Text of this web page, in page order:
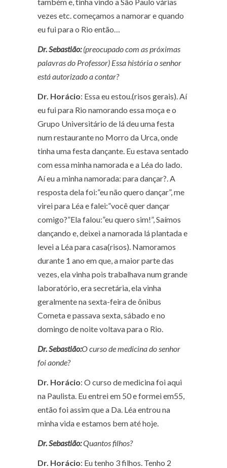
vezes etc. começamos a namorar e quando
eu fui para o Rio então…
Dr. Sebastião:(preocupado com as próximas
palavras do Professor) Essa história o senhor
está autorizado a contar?
Dr. Horácio: Essa eu estou.(risos gerais). Aí
eu fui para Rio namorando essa moça e o
Grupo Universitário de lá deu uma festa
num restaurante no Morro da Urca, onde
tinha uma festa dançante. Eu estava sentado
com essa minha namorada e a Léa do lado.
Aí eu a minha namorada: para dançar?. A
resposta dela foi:”eu não quero dançar”, me
virei para Léa e falei:”você quer dançar
comigo?”Ela falou:”eu quero sim!”, Saímos
dançando e, deixei a namorada lá plantada e
levei a Léa para casa(risos). Namoramos
durante 1 ano em que, a maior parte das
vezes, ela vinha pois trabalhava num grande
laboratório, era secretária, ela vinha
geralmente na sexta-feira de ônibus
Cometa e passava sexta, sábado e no
domingo de noite voltava para o Rio.
Dr. Sebastião:O curso de medicina do senhor
foi aonde?
Dr. Horácio: O curso de medicina foi aqui
na Paulista. Eu entrei em 50 e formei em55,
então foi assim que a Da. Léa entrou na
minha vida e estamos bem até hoje.
Dr. Sebastião:Quantos filhos?
Dr. Horácio: Eu tenho 3 filhos. Tenho 2